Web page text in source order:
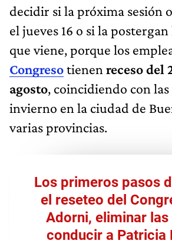
decidir si la próxima sesión
el jueves 16 o si la
que viene, porque los
Congresotienen receso del
agosto, coincidiendo con las
invierno en la ciudad de
varias provincias.
Los primeros pasos
el reseteo del
Adorni, eliminar las
conducir a Patricia